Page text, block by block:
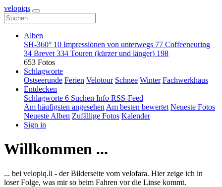
velopiqs
Alben
SH-360° 10 Impressionen von unterwegs 77 Coffeeneuring
34 Brevet 334 Touren (kürzer und länger) 198
653 Fotos
Schlagworte
Ostseerunde Ferien Velotour Schnee Winter Fachwerkhaus
Entdecken
Schlagworte 6 Suchen Info RSS-Feed
Am häufigsten angesehen Am besten bewertet Neueste Fotos
Neueste Alben Zufällige Fotos Kalender
Sign in
Willkommen ...
... bei velopiq.li - der Bilderseite vom velofara. Hier zeige ich in
loser Folge, was mir so beim Fahren vor die Linse kommt.